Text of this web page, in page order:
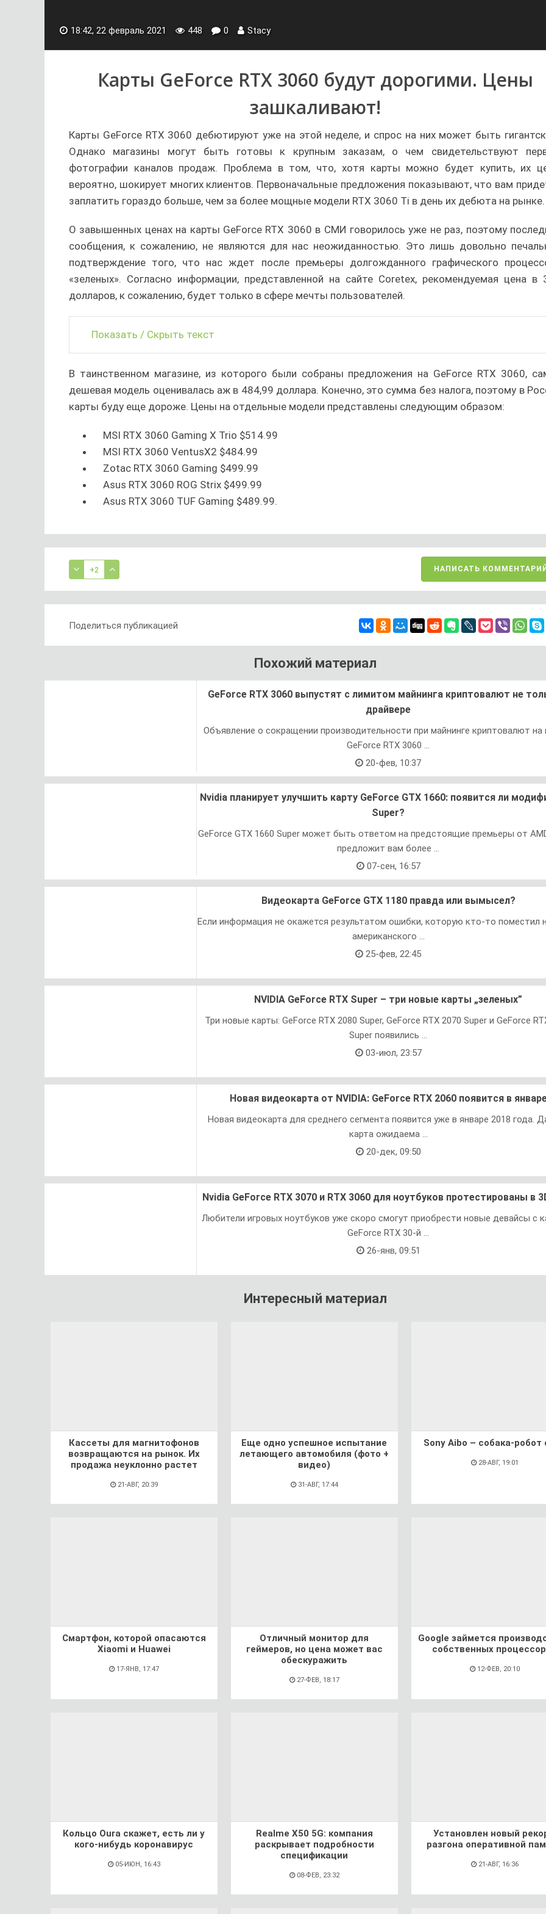
18:42, 22 февраль 2021 448 0 Stacy
Карты GeForce RTX 3060 будут дорогими. Цены
зашкаливают!
Карты GeForce RTX 3060 дебютируют уже на этой неделе, и спрос на них может быть
Однако магазины могут быть готовы к крупным заказам, о чем свидетельствуют
фотографии каналов продаж. Проблема в том, что, хотя карты можно будет купить, их
вероятно, шокирует многих клиентов. Первоначальные предложения показывают, что вам
заплатить гораздо больше, чем за более мощные модели RTX 3060 Ti в день их дебюта на рынке.
О завышенных ценах на карты GeForce RTX 3060 в СМИ говорилось уже не раз, поэтому
сообщения, к сожалению, не являются для нас неожиданностью. Это лишь довольно
подтверждение того, что нас ждет после премьеры долгожданного графического
«зеленых». Согласно информации, представленной на сайте Coretex, рекомендуемая цена в
долларов, к сожалению, будет только в сфере мечты пользователей.
Показать / Скрыть текст
В таинственном магазине, из которого были собраны предложения на GeForce RTX 3060,
дешевая модель оценивалась аж в 484,99 доллара. Конечно, это сумма без налога, поэтому в
карты буду еще дороже. Цены на отдельные модели представлены следующим образом:
MSI RTX 3060 Gaming X Trio $514.99
MSI RTX 3060 VentusX2 $484.99
Zotac RTX 3060 Gaming $499.99
Asus RTX 3060 ROG Strix $499.99
Asus RTX 3060 TUF Gaming $489.99.
+2 НАПИСАТЬ КОММЕНТАРИЙ
Поделиться публикацией
Похожий материал
GeForce RTX 3060 выпустят с лимитом майнинга криптовалют не
драйвере
Объявление о сокращении производительности при майнинге криптовалют на
GeForce RTX 3060 ...
20-фев, 10:37
Nvidia планирует улучшить карту GeForce GTX 1660: появится ли
Super?
GeForce GTX 1660 Super может быть ответом на предстоящие премьеры от
предложит вам более ...
07-сен, 16:57
Видеокарта GeForce GTX 1180 правда или вымысел?
Если информация не окажется результатом ошибки, которую кто-то поместил
американского ...
25-фев, 22:45
NVIDIA GeForce RTX Super – три новые карты „зеленых”
Три новые карты: GeForce RTX 2080 Super, GeForce RTX 2070 Super и GeForce
Super появились ...
03-июл, 23:57
Новая видеокарта от NVIDIA: GeForce RTX 2060 появится в
Новая видеокарта для среднего сегмента появится уже в январе 2018 года.
карта ожидаема ...
20-дек, 09:50
Nvidia GeForce RTX 3070 и RTX 3060 для ноутбуков протестированы в
Любители игровых ноутбуков уже скоро смогут приобрести новые девайсы с
GeForce RTX 30-й ...
26-янв, 09:51
Интересный материал
Кассеты для магнитофонов
возвращаются на рынок. Их
продажа неуклонно растет
21-АВГ, 20:39
Еще одно успешное испытание
летающего автомобиля (фото +
видео)
31-АВГ, 17:44
Sony Aibo – собака-робот
28-АВГ, 19:01
Смартфон, которой опасаются
Xiaomi и Huawei
17-ЯНВ, 17:47
Отличный монитор для
геймеров, но цена может вас
обескуражить
27-ФЕВ, 18:17
Google займется
собственных
12-ФЕВ, 20:10
Кольцо Oura скажет, есть ли у
кого-нибудь коронавирус
05-ИЮН, 16:43
Realme X50 5G: компания
раскрывает подробности
спецификации
08-ФЕВ, 23:32
Установлен новый
разгона оперативной
21-АВГ, 16:36